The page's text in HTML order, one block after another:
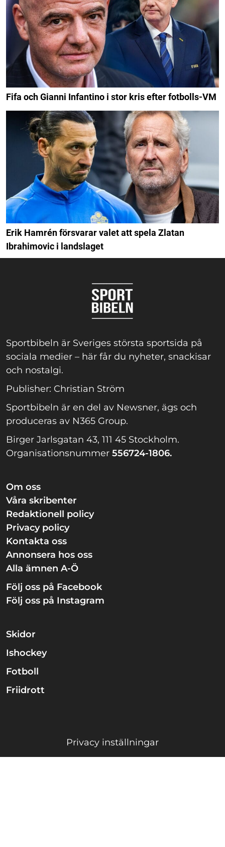
Fifa och Gianni Infantino i stor kris efter fotbolls-VM
Erik Hamrén försvarar valet att spela Zlatan
Ibrahimovic i landslaget
Sportbibeln är Sveriges största sportsida på
sociala medier – här får du nyheter, snackisar
och nostalgi.
Publisher: Christian Ström
Sportbibeln är en del av Newsner, ägs och
produceras av N365 Group.
Birger Jarlsgatan 43, 111 45 Stockholm.
Organisationsnummer 556724-1806.
Om oss
Våra skribenter
Redaktionell policy
Privacy policy
Kontakta oss
Annonsera hos oss
Alla ämnen A-Ö
Följ oss på Facebook
Följ oss på Instagram
Skidor
Ishockey
Fotboll
Friidrott
Privacy inställningar